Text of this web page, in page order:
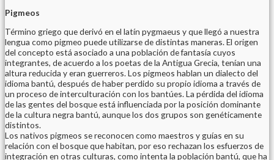
Pigmeos
Término griego que derivó en el latín pygmaeus y que llegó a nuestra
lengua como pigmeo puede utilizarse de distintas maneras. El origen
del concepto está asociado a una población de fantasía cuyos
integrantes, de acuerdo a los poetas de la Antigua Grecia, tenían una
altura reducida y eran guerreros. Los pigmeos hablan un dialecto del
idioma bantú, después de haber perdido su propio idioma a través de
un proceso de interculturación con los bantúes. La pérdida del idioma
de las gentes del bosque está influenciada por la posición dominante
de la cultura negra bantú, aunque los dos grupos son genéticamente
distintos.
Los nativos pigmeos se reconocen como maestros y guías en su
relación con el bosque que habitan, por eso rechazan los esfuerzos de
integración en otras culturas, como intenta la población bantú, que ha